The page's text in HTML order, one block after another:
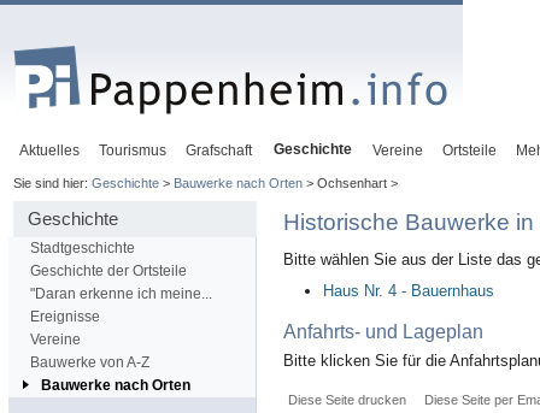
Aktuelles Tourismus Grafschaft Geschichte Vereine Ortsteile
Sie sind hier: Geschichte> Bauwerke nach Orten> Ochsenhart >
Geschichte
Stadtgeschichte
Geschichte der Ortsteile
"Daran erkenne ich meine...
Ereignisse
Vereine
Bauwerke von A-Z
Bauwerke nach Orten
Historische Bauwerke
Bitte wählen Sie aus der Liste das
Haus Nr. 4 - Bauernhaus
Anfahrts- und Lageplan
Bitte klicken Sie für die
Diese Seite drucken Diese Seite per